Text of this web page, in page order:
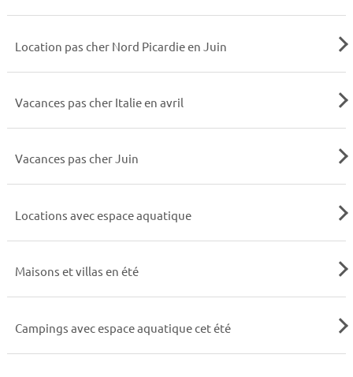
Location pas cher Nord Picardie en Juin
Vacances pas cher Italie en avril
Vacances pas cher Juin
Locations avec espace aquatique
Maisons et villas en été
Campings avec espace aquatique cet été